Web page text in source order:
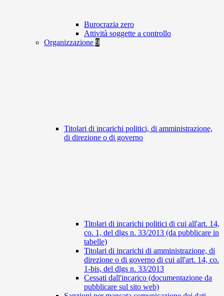
Burocrazia zero
Attività soggette a controllo
Organizzazione 9
Titolari di incarichi politici, di amministrazione,
di direzione o di governo
Titolari di incarichi politici di cui all'art. 14,
co. 1, del dlgs n. 33/2013 (da pubblicare in
tabelle)
Titolari di incarichi di amministrazione, di
direzione o di governo di cui all'art. 14, co.
1-bis, del dlgs n. 33/2013
Cessati dall'incarico (documentazione da
pubblicare sul sito web)